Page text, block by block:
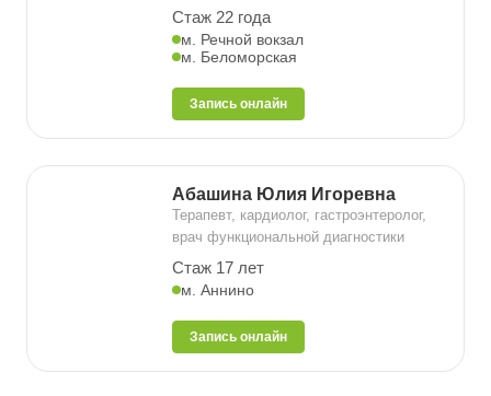
Стаж 22 года
м. Речной вокзал
м. Беломорская
Запись онлайн
Абашина Юлия Игоревна
Терапевт, кардиолог, гастроэнтеролог,
врач функциональной диагностики
Стаж 17 лет
м. Аннино
Запись онлайн